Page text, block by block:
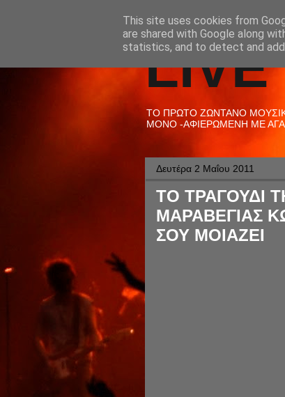
LIVE
ΤΟ ΠΡΩΤΟ ΖΩΝΤΑΝΟ
ΜΟΝΟ -ΑΦΙΕΡΩΜΕΝΗ ΜΕ
Δευτέρα 2 Μαΐου 2011
ΤΟ ΤΡΑΓΟΥΔΙ
ΜΑΡΑΒΕΓΙΑΣ
ΣΟΥ ΜΟΙΑΖΕΙ
This site uses cookies from
are shared with Google along
statistics, and to detect and